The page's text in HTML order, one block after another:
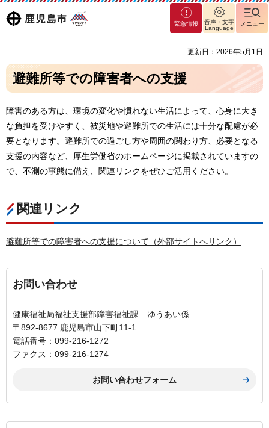
鹿児島
マグ
マシ
緊急情報
音声・文字
Language
メニュー
更新日：2026年5月1日
避難所等での障害者への支援
障害のある方は、環境の変化や慣れない生活によって、心身に大き
な負担を受けやすく、被災地や避難所での生活には十分な配慮が必
要となります。避難所での過ごし方や周囲の関わり方、必要となる
支援の内容など、厚生労働省のホームページに掲載されていますの
で、不測の事態に備え、関連リンクをぜひご活用ください。
関連リンク
避難所等での障害者への支援について（外部サイトへリンク）
お問い合わせ
健康福祉局福祉支援部障害福祉課 ゆうあい係
〒892-8677 鹿児島市山下町11-1
電話番号：099-216-1272
ファクス：099-216-1274